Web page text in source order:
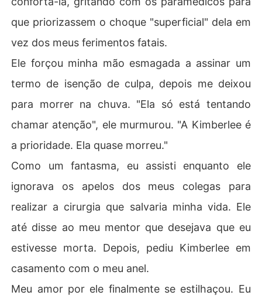
Mas a morte não foi o fim. Foi um lugar na primeira fila p
ara a traição deles, e eu estava acorrentada ao homem
o.
que priorizassem o choque "superficial" dela em
vez dos meus ferimentos fatais.
Ele forçou minha mão esmagada a assinar um
termo de isenção de culpa, depois me deixou
para morrer na chuva. "Ela só está tentando
chamar atenção", ele murmurou. "A Kimberlee é
a prioridade. Ela quase morreu."
Como um fantasma, eu assisti enquanto ele
ignorava os apelos dos meus colegas para
realizar a cirurgia que salvaria minha vida. Ele
até disse ao meu mentor que desejava que eu
estivesse morta. Depois, pediu Kimberlee em
casamento com o meu anel.
Meu amor por ele finalmente se estilhaçou. Eu